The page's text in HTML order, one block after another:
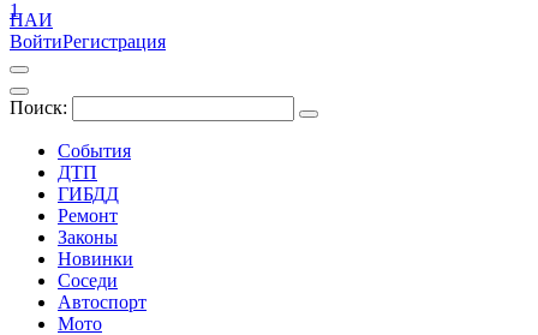
ПАИ
ВойтиРегистрация
Поиск:
События
ДТП
ГИБДД
Ремонт
Законы
Новинки
Соседи
Автоспорт
Мото
1